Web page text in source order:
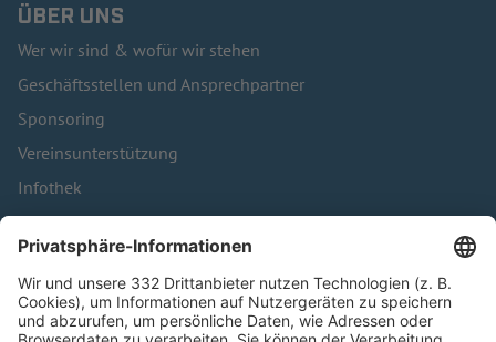
ÜBER UNS
Wer wir sind & wofür wir stehen
Geschäftsstellen und Ansprechpartner
Sponsoring
Vereinsunterstützung
Infothek
Kontakt
HÄUFIG BESUCHTE SEITEN
Pässe und Vereinswechsel